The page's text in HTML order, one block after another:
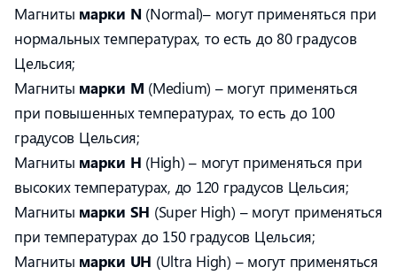
Магниты марки N (Normal)– могут применяться при
нормальных температурах, то есть до 80 градусов
Цельсия;
Магниты марки M (Medium) – могут применяться
при повышенных температурах, то есть до 100
градусов Цельсия;
Магниты марки H (High) – могут применяться при
высоких температурах, до 120 градусов Цельсия;
Магниты марки SH (Super High) – могут применяться
при температурах до 150 градусов Цельсия;
Магниты марки UH (Ultra High) – могут применяться